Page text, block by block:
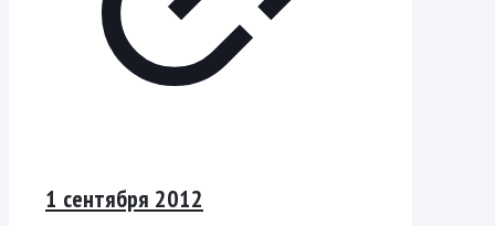
1 сентября 2012